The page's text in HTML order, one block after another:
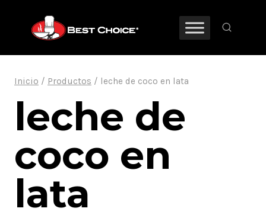
contenido
Inicio / Productos / leche de coco en lata
leche de
coco en
lata